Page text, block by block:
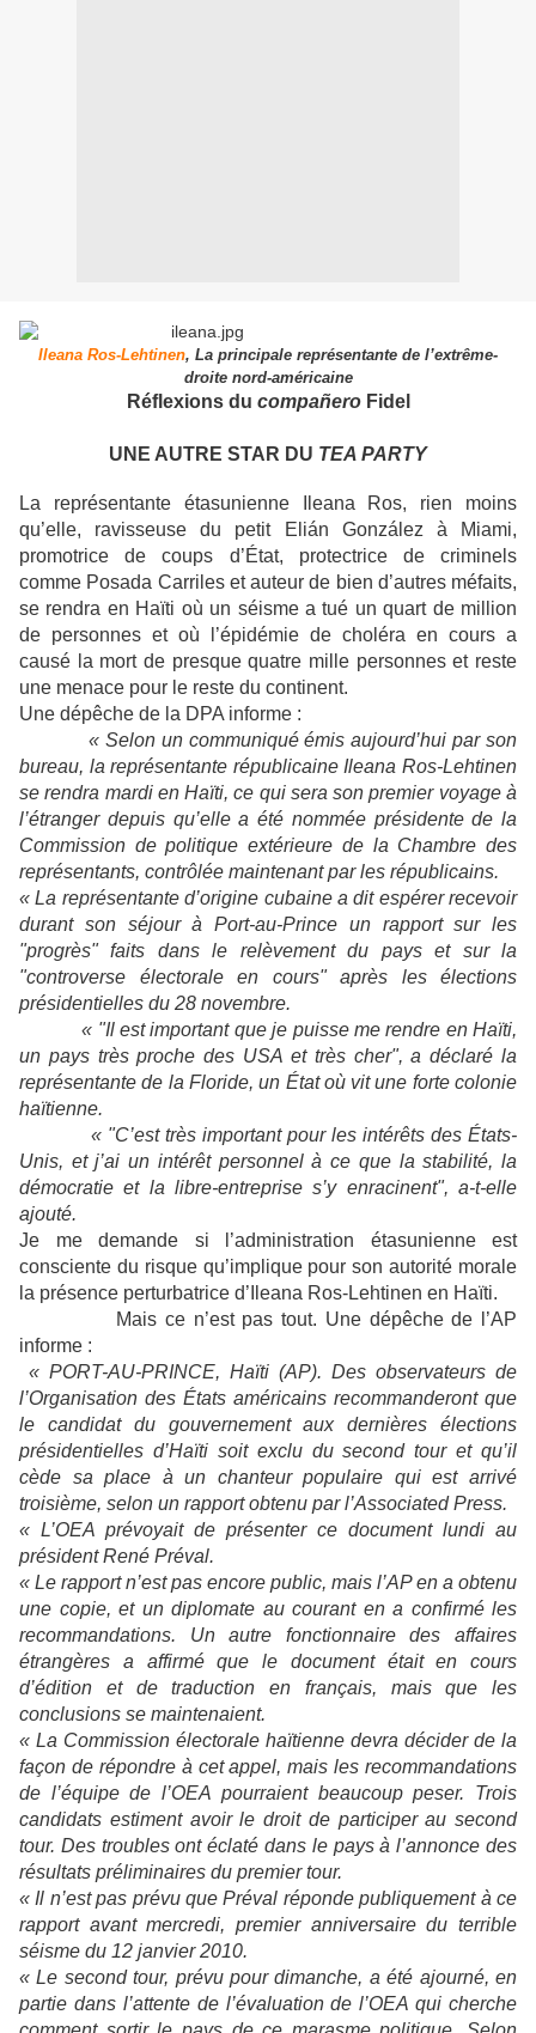
Ileana Ros-Lehtinen, La principale représentante de l’extrême-
droite nord-américaine
Réflexions du compañeroFidel
UNE AUTRE STAR DU TEA PARTY
La représentante étasunienne Ileana Ros, rien moins
qu’elle, ravisseuse du petit Elián González à Miami,
promotrice de coups d’État, protectrice de criminels
comme Posada Carriles et auteur de bien d’autres méfaits,
se rendra en Haïti où un séisme a tué un quart de million
de personnes et où l’épidémie de choléra en cours a
causé la mort de presque quatre mille personnes et reste
une menace pour le reste du continent.
Une dépêche de la DPA informe :
« Selon un communiqué émis aujourd’hui par son
bureau, la représentante républicaine Ileana Ros-Lehtinen
se rendra mardi en Haïti, ce qui sera son premier voyage à
l’étranger depuis qu’elle a été nommée présidente de la
Commission de politique extérieure de la Chambre des
représentants, contrôlée maintenant par les républicains.
« La représentante d’origine cubaine a dit espérer recevoir
durant son séjour à Port-au-Prince un rapport sur les
"progrès" faits dans le relèvement du pays et sur la
"controverse électorale en cours" après les élections
présidentielles du 28 novembre.
« "Il est important que je puisse me rendre en Haïti,
un pays très proche des USA et très cher", a déclaré la
représentante de la Floride, un État où vit une forte colonie
haïtienne.
« "C’est très important pour les intérêts des États-
Unis, et j’ai un intérêt personnel à ce que la stabilité, la
démocratie et la libre-entreprise s’y enracinent", a-t-elle
ajouté.
Je me demande si l’administration étasunienne est
consciente du risque qu’implique pour son autorité morale
la présence perturbatrice d’Ileana Ros-Lehtinen en Haïti.
Mais ce n’est pas tout. Une dépêche de l’AP
informe :
« PORT-AU-PRINCE, Haïti (AP). Des observateurs de
l’Organisation des États américains recommanderont que
le candidat du gouvernement aux dernières élections
présidentielles d’Haïti soit exclu du second tour et qu’il
cède sa place à un chanteur populaire qui est arrivé
troisième, selon un rapport obtenu par l’Associated Press.
« L’OEA prévoyait de présenter ce document lundi au
président René Préval.
« Le rapport n’est pas encore public, mais l’AP en a obtenu
une copie, et un diplomate au courant en a confirmé les
recommandations. Un autre fonctionnaire des affaires
étrangères a affirmé que le document était en cours
d’édition et de traduction en français, mais que les
conclusions se maintenaient.
« La Commission électorale haïtienne devra décider de la
façon de répondre à cet appel, mais les recommandations
de l’équipe de l’OEA pourraient beaucoup peser. Trois
candidats estiment avoir le droit de participer au second
tour. Des troubles ont éclaté dans le pays à l’annonce des
résultats préliminaires du premier tour.
« Il n’est pas prévu que Préval réponde publiquement à ce
rapport avant mercredi, premier anniversaire du terrible
séisme du 12 janvier 2010.
« Le second tour, prévu pour dimanche, a été ajourné, en
partie dans l’attente de l’évaluation de l’OEA qui cherche